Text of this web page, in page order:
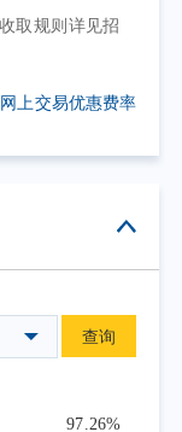
球供应链重
政策协同发
定经营主
发展走深
指数上涨
心，在“十
平科技自
略指引下，
取规则详见招
网上交易优惠费率
查询
97.26%